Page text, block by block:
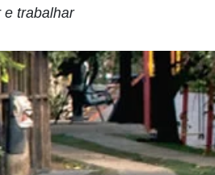
e trabalhar